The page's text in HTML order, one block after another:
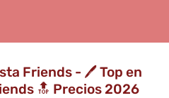
Friends - 🖊️ Top en
🔝 Precios 2026